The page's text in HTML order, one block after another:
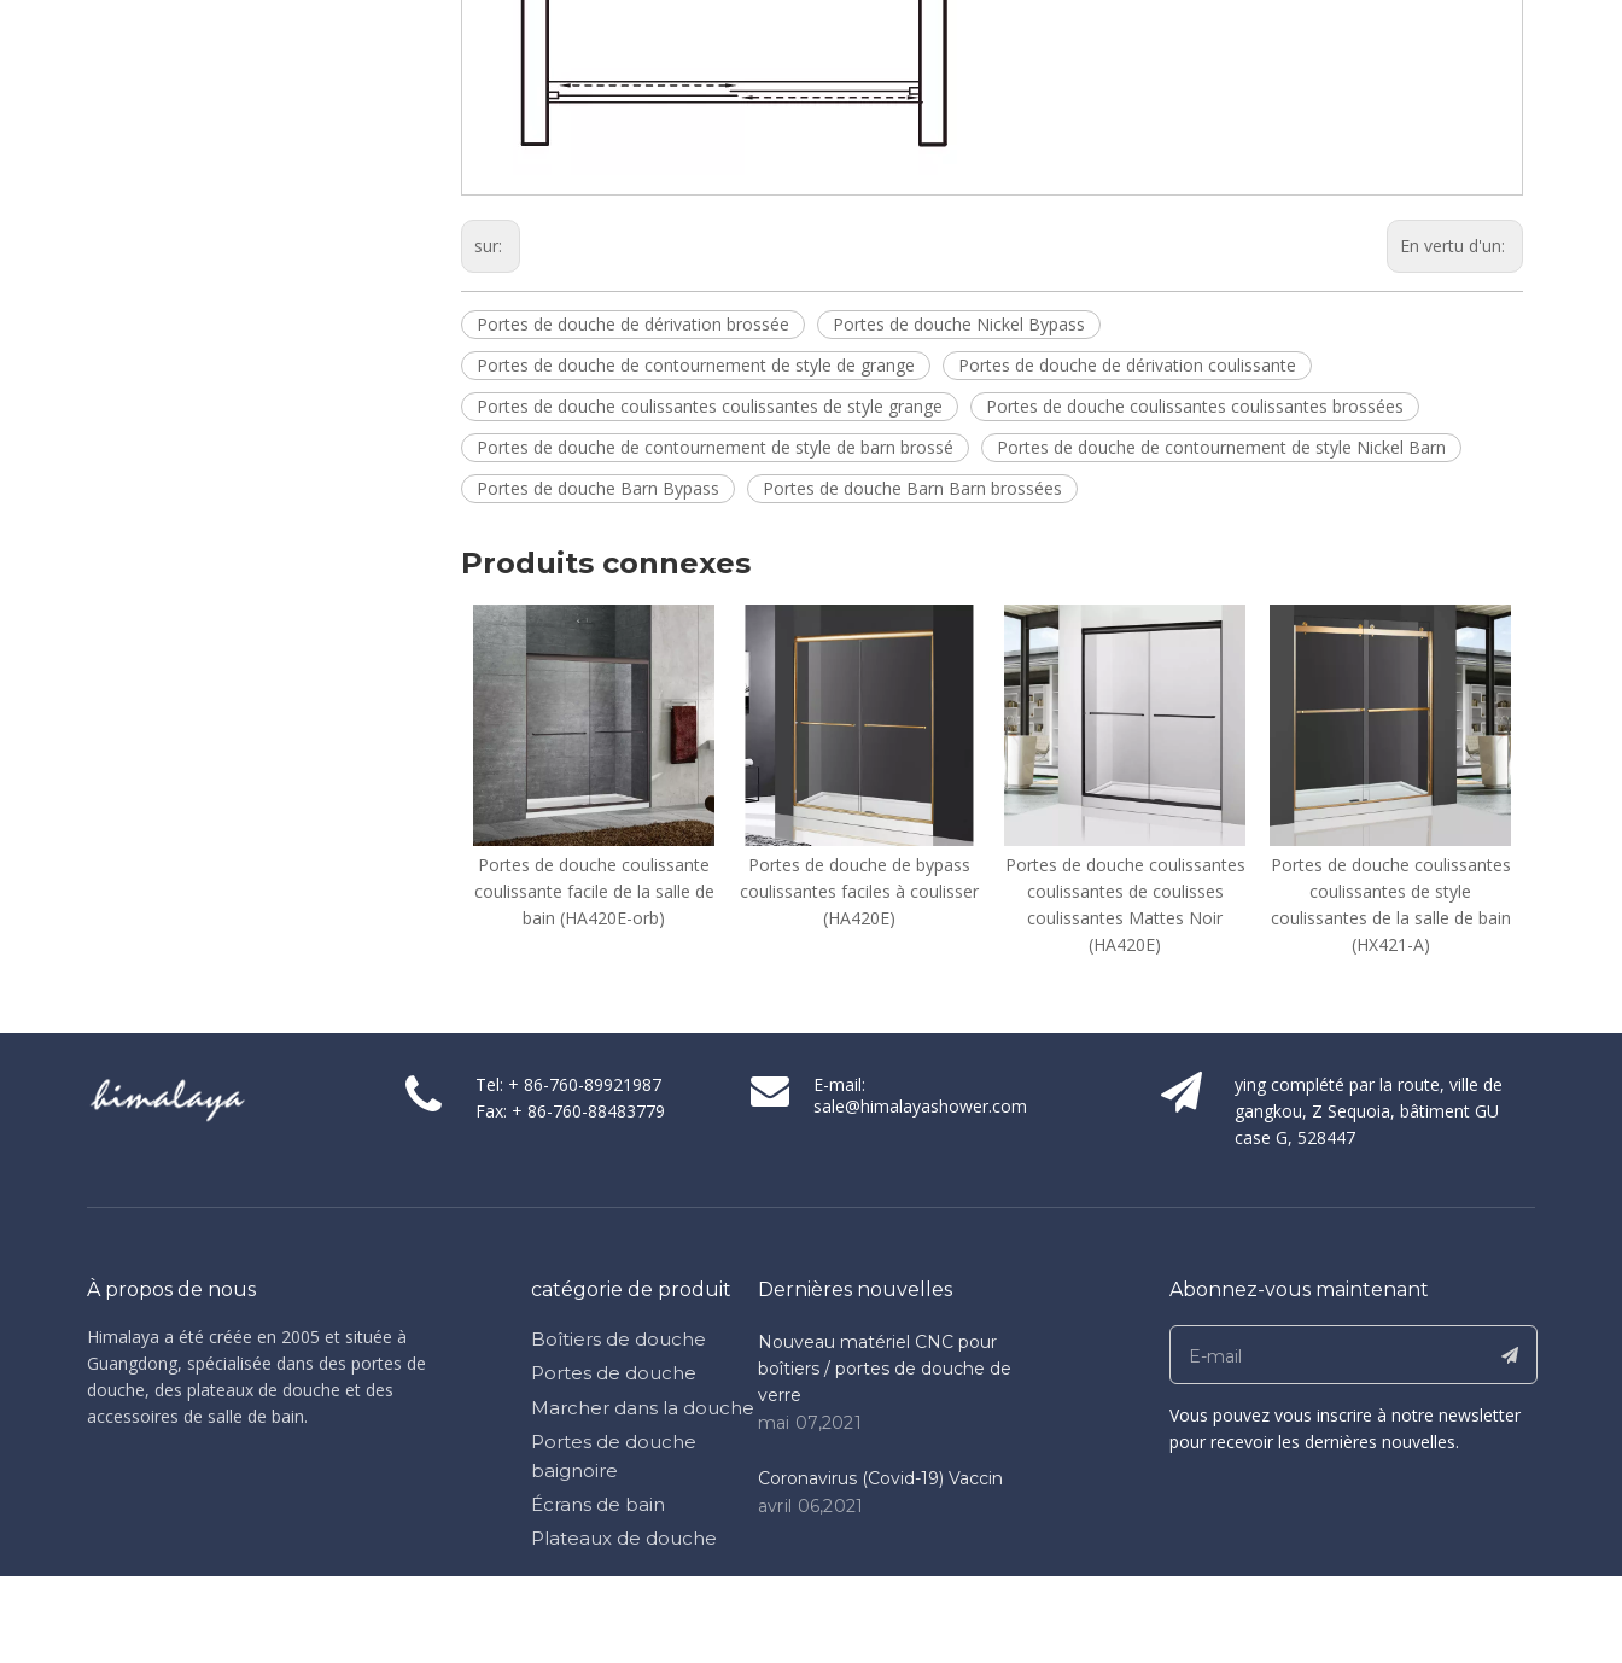
sur: En vertu d'un:
Portes de douche de dérivation brossée
Portes de douche Nickel Bypass
Portes de douche de contournement de style de grange
Portes de douche de dérivation coulissante
Portes de douche coulissantes coulissantes de style grange
Portes de douche coulissantes coulissantes brossées
Portes de douche de contournement de style de barn brossé
Portes de douche de contournement de style Nickel Barn
Portes de douche Barn Bypass
Portes de douche Barn Barn brossées
Produits connexes
Portes de douche coulissante
coulissante facile de la salle de
Portes de douche de bypass
coulissantes faciles à coulisser
(HA420E)
Portes de douche coulissantes
coulissantes de coulisses
coulissantes Mattes Noir
Portes de douche coulissantes
coulissantes de style
coulissantes de la salle de bain
Portes de douche coulissantes
coulissantes coulissantes de
style coulissantes de la grange
personnalisées (HX421-orb)
Tel: + 86-760-89921987
Fax: + 86-760-88483779
E-mail:
sale@himalayashower.com
ying complété par la route, ville de
gangkou, Z Sequoia, bâtiment GU
case G, 528447
À propos de nous
Himalaya a été créée en 2005 et située à
Guangdong, spécialisée dans des portes de
douche, des plateaux de douche et des
accessoires de salle de bain.
catégorie de produit
Boîtiers de douche
Portes de douche
Marcher dans la douche
Portes de douche
baignoire
Écrans de bain
Plateaux de douche
Dernières nouvelles
Nouveau matériel CNC pour
boîtiers / portes de douche de
verre
mai 07,2021
Coronavirus (Covid-19) Vaccin
avril 06,2021
Abonnez-vous maintenant
Vous pouvez vous inscrire à notre newsletter
pour recevoir les dernières nouvelles.